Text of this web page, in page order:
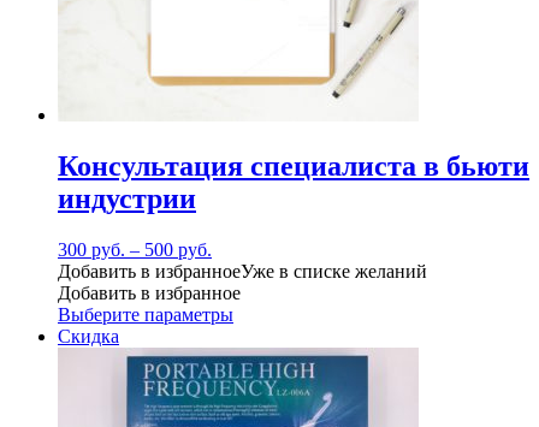
Консультация специалиста в бьюти
индустрии
300 руб. – 500 руб.
Добавить в избранноеУже в списке желаний
Добавить в избранное
Выберите параметры
Скидка